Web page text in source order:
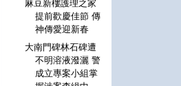
麻豆新樓護理之家
提前歡慶佳節 傳
神傳愛迎新春
大南門碑林石碑遭
不明溶液潑灑 警
成立專案小組掌